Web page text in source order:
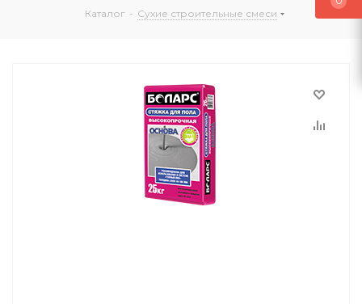
Каталог - Сухие строительные смеси